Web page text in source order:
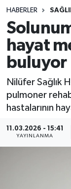
HABERLER
hayat
buluyor
Nilüfer Sağlık
pulmoner
hastalarının
11.03.2026 - 15:41
YAYINLANMA
Spor
Teknoloji
Yaşam